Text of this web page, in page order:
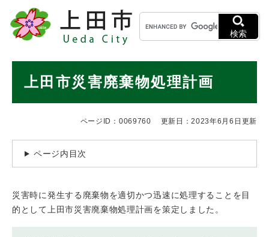
メニューを飛ばして本文へ
キ
ー
ワ
検
検索
上田市災害廃棄物処理計画
ページID：0069760 更新日：2023年6月6日更新
ページ内目次
災害時に発生する廃棄物を適切かつ迅速に処理することを目
的として上田市災害廃棄物処理計画を策定しました。